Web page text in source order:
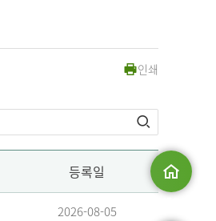
맵
인쇄
등록일
2026-08-05